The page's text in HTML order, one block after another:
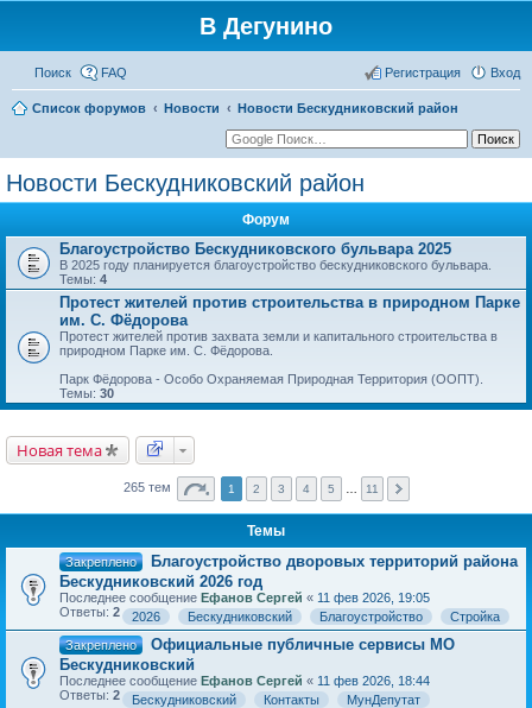
В Дегунино
Поиск FAQ Вход
Регистрация
Список форумов Новости Новости Бескудниковский район
Новости Бескудниковский район
Форум
Благоустройство Бескудниковского бульвара 2025
В 2025 году планируется благоустройство бескудниковского бульвара.
Темы: 4
Протест жителей против строительства в природном Парке
им. С. Фёдорова
Протест жителей против захвата земли и капитального строительства в
природном Парке им. С. Фёдорова.
Парк Фёдорова - Особо Охраняемая Природная Территория (ООПТ).
Темы: 30
Новая тема
265 тем 1 2 3 4 5 11
Темы
Закреплено
Благоустройство дворовых территорий района
Бескудниковский 2026 год
Последнее сообщение Ефанов Сергей « 11 фев 2026, 19:05
Ответы: 2 2026 Бескудниковский Благоустройство
Стройка
Закреплено
Официальные публичные сервисы МО
Бескудниковский
Последнее сообщение Ефанов Сергей « 11 фев 2026, 18:44
Ответы: 2 Бескудниковский Контакты
МунДепутат